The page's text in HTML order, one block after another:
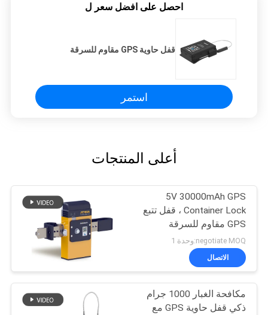
احصل على افضل سعر ل
قفل حاوية GPS مقاوم للسرقة
استمر
أعلى المنتجات
5V 30000mAh GPS
Container Lock ، قفل تتبع
GPS مقاوم للسرقة
negotiate MOQ:وحدة 1
الاتصال
مكافحة الغبار 1000 جرام
ذكي قفل حاوية GPS مع